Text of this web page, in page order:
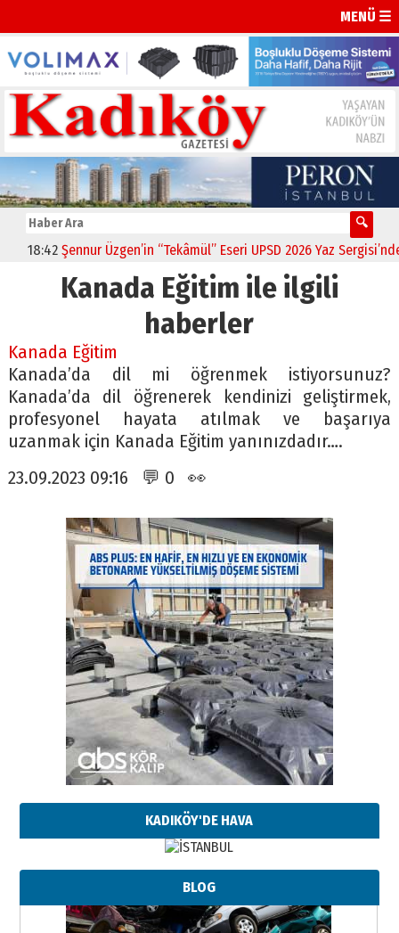
MENÜ ☰
18:42 Şennur Üzgen’in “Tekâmül” Eseri UPSD 2026 Yaz
Kanada Eğitim ile ilgili
haberler
Kanada Eğitim
Kanada’da dil mi öğrenmek istiyorsunuz?
Kanada’da dil öğrenerek kendinizi geliştirmek,
profesyonel hayata atılmak ve başarıya
uzanmak için Kanada Eğitim yanınızdadır….
23.09.2023 09:16 💬 0 👀
KADIKÖY'DE HAVA
BLOG